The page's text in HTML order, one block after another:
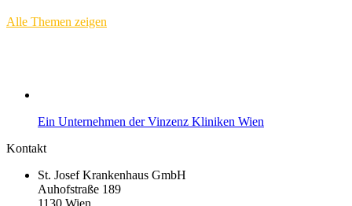
Alle Themen zeigen
Ein Unternehmen der Vinzenz Kliniken Wien
Kontakt
St. Josef Krankenhaus GmbH
Auhofstraße 189